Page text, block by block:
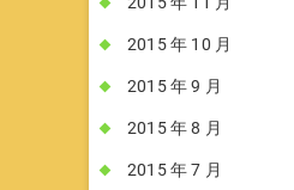
2015 年 10 月
2015 年 9 月
2015 年 8 月
2015 年 7 月